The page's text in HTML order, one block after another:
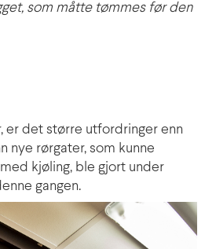
som måtte tømmes før den
er det større utfordringer enn
nye rørgater, som kunne
kjøling, ble gjort under
gangen.